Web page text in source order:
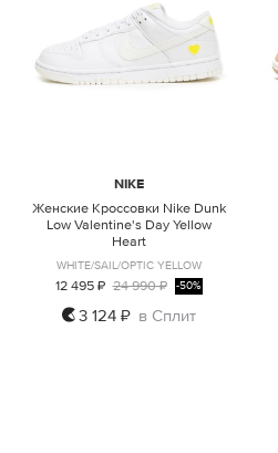
US5,5
NIKE
Женские Кроссовки Nike Dunk
Low Valentine's Day Yellow
Heart
WHITE/SAIL/OPTIC YELLOW
12 495 ₽ 24 990 ₽ -50%
3 124 ₽ в Сплит